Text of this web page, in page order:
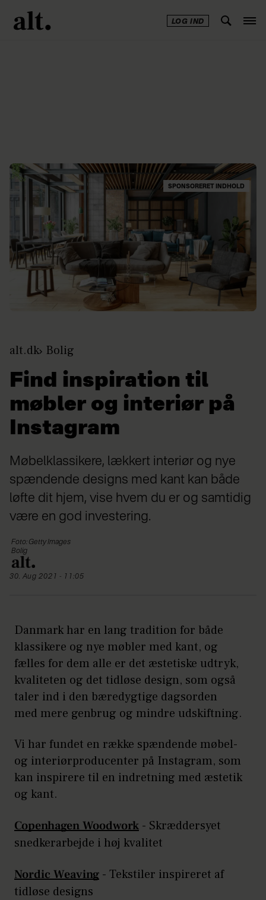
LOG IND
SPONSORERET INDHOLD
alt.dk Bolig
Find inspiration til
møbler og interiør på
Instagram
Møbelklassikere, lækkert interiør og nye
spændende designs med kant kan både
løfte dit hjem, vise hvem du er og samtidig
være en god investering.
Foto: Getty Images
Bolig
30. Aug 2021 - 11:05
Danmark har en lang tradition for både
klassikere og nye møbler med kant, og
fælles for dem alle er det æstetiske udtryk,
kvaliteten og det tidløse design, som også
taler ind i den bæredygtige dagsorden
med mere genbrug og mindre udskiftning.
Vi har fundet en række spændende møbel-
og interiørproducenter på Instagram, som
kan inspirere til en indretning med æstetik
og kant.
Copenhagen Woodwork - Skræddersyet
snedkerarbejde i høj kvalitet
Nordic Weaving - Tekstiler inspireret af
tidløse designs